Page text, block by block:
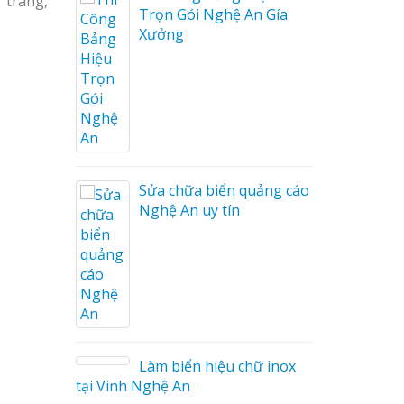
cáo
tóc
Trọn Gói Nghệ An Gía
Xưởng
Sửa chữa biển quảng cáo
Nghệ An uy tín
Làm biển hiệu chữ inox
tại Vinh Nghệ An